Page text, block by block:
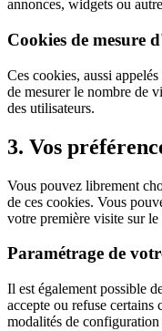
annonces, widgets ou
Cookies de mesure
Ces cookies, aussi
de mesurer le nombre de
des utilisateurs.
3. Vos
Vous pouvez librement
de ces cookies. Vous
votre première visite sur le
Paramétrage de
Il est également possible
accepte ou refuse certains
modalités de